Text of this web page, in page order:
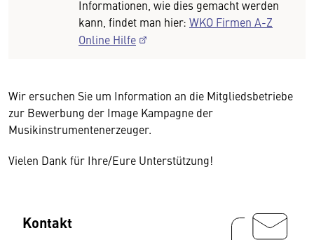
Informationen, wie dies gemacht werden
kann, findet man hier: WKO Firmen A-Z
Online Hilfe
Wir ersuchen Sie um Information an die Mitgliedsbetriebe
zur Bewerbung der Image Kampagne der
Musikinstrumentenerzeuger.
Vielen Dank für Ihre/Eure Unterstützung!
Kontakt